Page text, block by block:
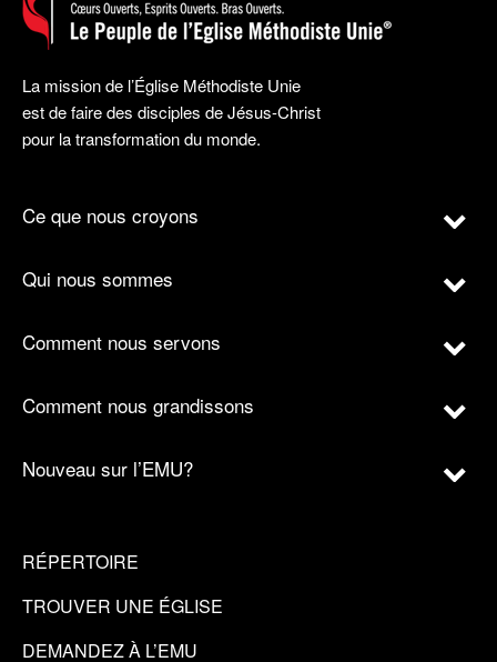
La mission de l’Église Méthodiste Unie
est de faire des disciples de Jésus-Christ
pour la transformation du monde.
Ce que nous croyons
Qui nous sommes
Comment nous servons
Comment nous grandissons
Nouveau sur l’EMU?
RÉPERTOIRE
TROUVER UNE ÉGLISE
DEMANDEZ À L’EMU